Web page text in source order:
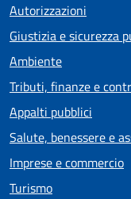
Autorizzazioni
Giustizia e sicurezza
Ambiente
Tributi, finanze e
Appalti pubblici
Salute, benessere e
Imprese e commercio
Turismo